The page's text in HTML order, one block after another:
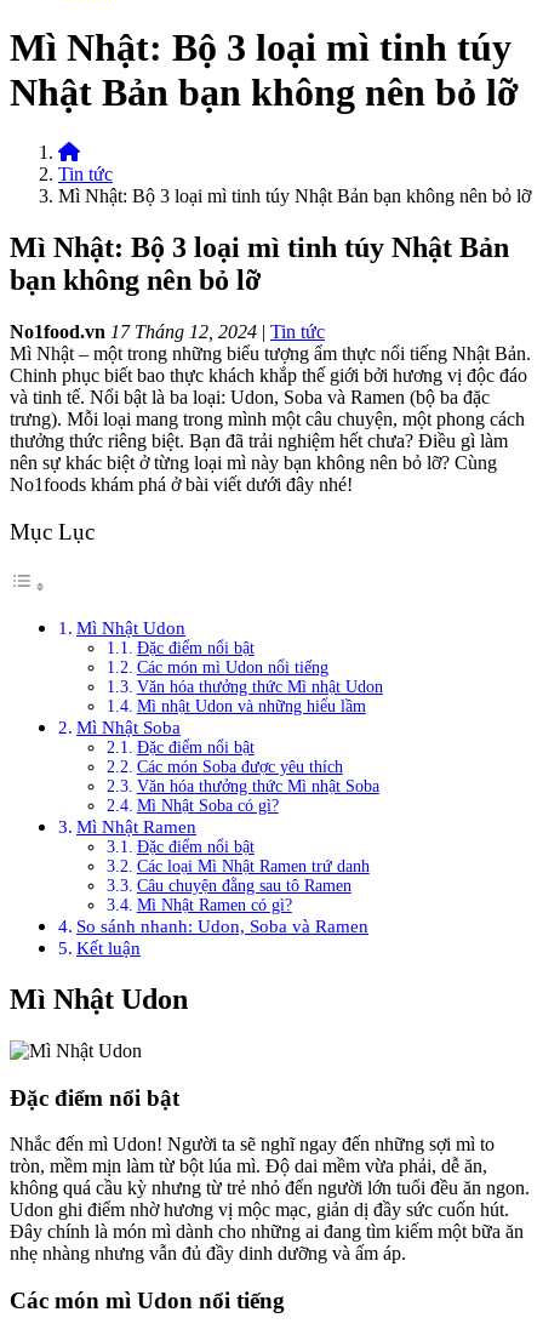
Mì Nhật: Bộ 3 loại mì tinh túy
Nhật Bản bạn không nên bỏ lỡ
Home
Tin tức
Mì Nhật: Bộ 3 loại mì tinh túy Nhật Bản bạn không nên bỏ lỡ
Mì Nhật: Bộ 3 loại mì tinh túy Nhật Bản
bạn không nên bỏ lỡ
No1food.vn 17 Tháng 12, 2024 | Tin tức
Mì Nhật – một trong những biểu tượng ẩm thực nổi tiếng Nhật Bản.
Chinh phục biết bao thực khách khắp thế giới bởi hương vị độc đáo
và tinh tế. Nổi bật là ba loại: Udon, Soba và Ramen (bộ ba đặc
trưng). Mỗi loại mang trong mình một câu chuyện, một phong cách
thưởng thức riêng biệt. Bạn đã trải nghiệm hết chưa? Điều gì làm
nên sự khác biệt ở từng loại mì này bạn không nên bỏ lỡ? Cùng
No1foods khám phá ở bài viết dưới đây nhé!
Mục Lục
Mì Nhật Udon
Đặc điểm nổi bật
Các món mì Udon nổi tiếng
Văn hóa thưởng thức Mì nhật Udon
Mì nhật Udon và những hiểu lầm
Mì Nhật Soba
Đặc điểm nổi bật
Các món Soba được yêu thích
Văn hóa thưởng thức Mì nhật Soba
Mì Nhật Soba có gì?
Mì Nhật Ramen
Đặc điểm nổi bật
Các loại Mì Nhật Ramen trứ danh
Câu chuyện đằng sau tô Ramen
Mì Nhật Ramen có gì?
So sánh nhanh: Udon, Soba và Ramen
Kết luận
Mì Nhật Udon
Đặc điểm nổi bật
Nhắc đến mì Udon! Người ta sẽ nghĩ ngay đến những sợi mì to
tròn, mềm mịn làm từ bột lúa mì. Độ dai mềm vừa phải, dễ ăn,
không quá cầu kỳ nhưng từ trẻ nhỏ đến người lớn tuổi đều ăn ngon.
Udon ghi điểm nhờ hương vị mộc mạc, giản dị đầy sức cuốn hút.
Đây chính là món mì dành cho những ai đang tìm kiếm một bữa ăn
nhẹ nhàng nhưng vẫn đủ đầy dinh dưỡng và ấm áp.
Các món mì Udon nổi tiếng